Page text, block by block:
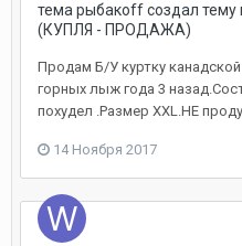
тема рыбакоff создал тему
(КУПЛЯ - ПРОДАЖА)
Продам Б/У куртку
горных лыж года 3
похудел .Размер XXL.НЕ
14 Ноября 2017